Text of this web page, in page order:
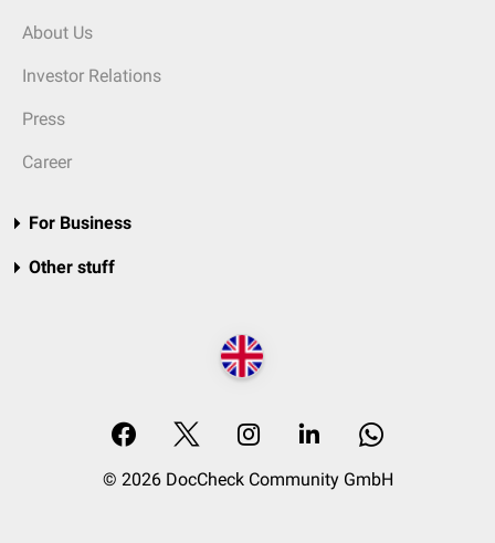
About Us
Investor Relations
Press
Career
For Business
Other stuff
© 2026 DocCheck Community GmbH